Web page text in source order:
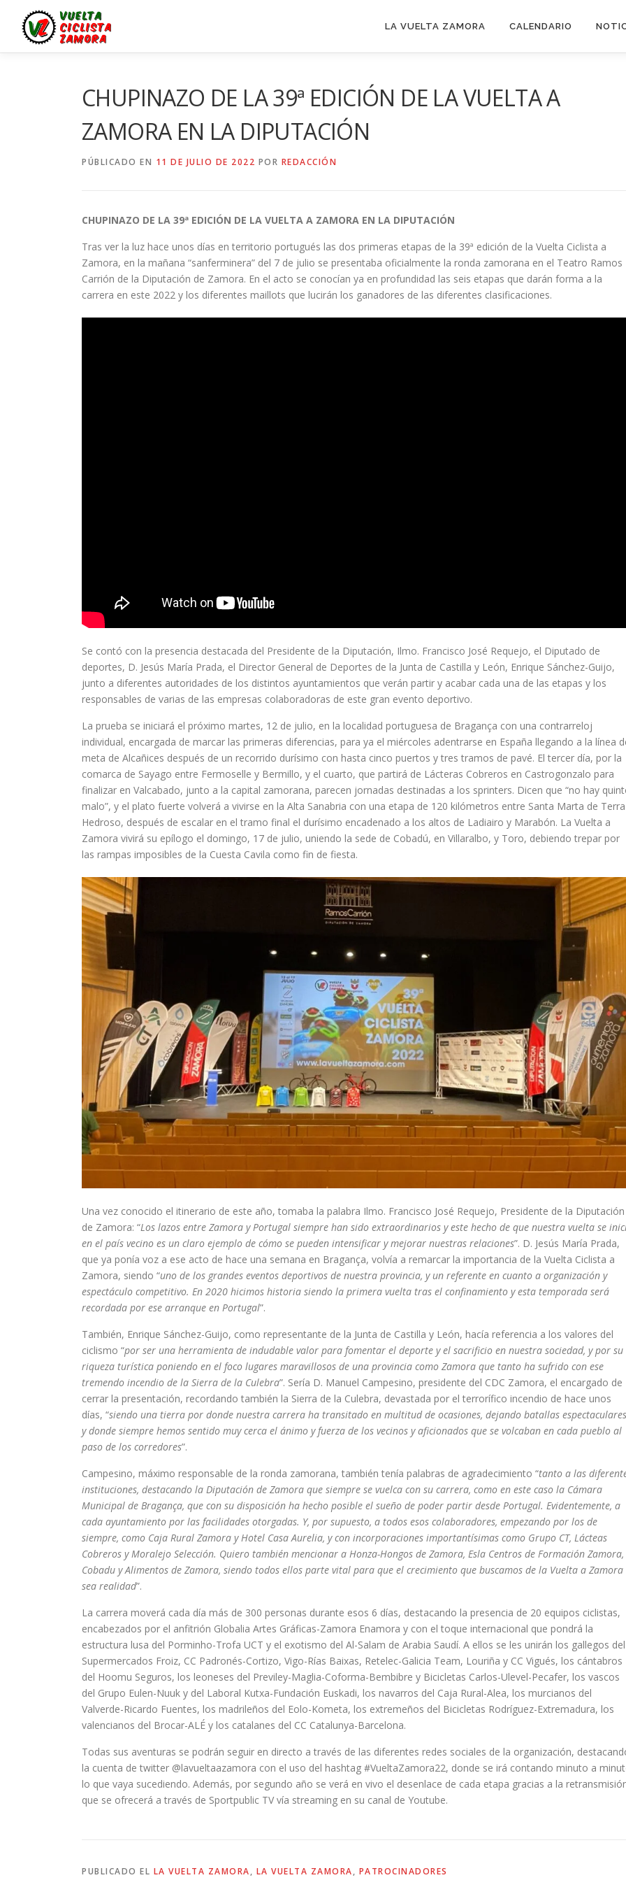
contenido
LA VUELTA ZAMORA CALENDARIO
CHUPINAZO DE LA 39ª EDICIÓN DE LA VUELTA A
ZAMORA EN LA DIPUTACIÓN
PÚBLICADO EN 11 DE JULIO DE 2022 POR REDACCIÓN
CHUPINAZO DE LA 39ª EDICIÓN DE LA VUELTA A ZAMORA EN LA DIPUTACIÓN
Tras ver la luz hace unos días en territorio portugués las dos primeras etapas de la 39ª edición de la Vuelta Ciclista a
Zamora, en la mañana “sanferminera” del 7 de julio se presentaba oficialmente la ronda zamorana en el Teatro Ramos
Carrión de la Diputación de Zamora. En el acto se conocían ya en profundidad las seis etapas que darán forma a la
carrera en este 2022 y los diferentes maillots que lucirán los ganadores de las diferentes clasificaciones.
Se contó con la presencia destacada del Presidente de la Diputación, Ilmo. Francisco José Requejo, el Diputado de
deportes, D. Jesús María Prada, el Director General de Deportes de la Junta de Castilla y León, Enrique Sánchez-Guijo,
junto a diferentes autoridades de los distintos ayuntamientos que verán partir y acabar cada una de las etapas y los
responsables de varias de las empresas colaboradoras de este gran evento deportivo.
La prueba se iniciará el próximo martes, 12 de julio, en la localidad portuguesa de Bragança con una contrarreloj
individual, encargada de marcar las primeras diferencias, para ya el miércoles adentrarse en España llegando a la línea
meta de Alcañices después de un recorrido durísimo con hasta cinco puertos y tres tramos de pavé. El tercer día, por la
comarca de Sayago entre Fermoselle y Bermillo, y el cuarto, que partirá de Lácteras Cobreros en Castrogonzalo para
finalizar en Valcabado, junto a la capital zamorana, parecen jornadas destinadas a los sprinters. Dicen que “no hay
malo”, y el plato fuerte volverá a vivirse en la Alta Sanabria con una etapa de 120 kilómetros entre Santa Marta de
Hedroso, después de escalar en el tramo final el durísimo encadenado a los altos de Ladiairo y Marabón. La Vuelta a
Zamora vivirá su epílogo el domingo, 17 de julio, uniendo la sede de Cobadú, en Villaralbo, y Toro, debiendo trepar por
las rampas imposibles de la Cuesta Cavila como fin de fiesta.
Una vez conocido el itinerario de este año, tomaba la palabra Ilmo. Francisco José Requejo, Presidente de la Diputación
de Zamora: “Los lazos entre Zamora y Portugal siempre han sido extraordinarios y este hecho de que nuestra vuelta se
en el país vecino es un claro ejemplo de cómo se pueden intensificar y mejorar nuestras relaciones”. D. Jesús María Prada,
que ya ponía voz a ese acto de hace una semana en Bragança, volvía a remarcar la importancia de la Vuelta Ciclista a
Zamora, siendo “uno de los grandes eventos deportivos de nuestra provincia, y un referente en cuanto a organización y
espectáculo competitivo. En 2020 hicimos historia siendo la primera vuelta tras el confinamiento y esta temporada será
recordada por ese arranque en Portugal”.
También, Enrique Sánchez-Guijo, como representante de la Junta de Castilla y León, hacía referencia a los valores del
ciclismo “por ser una herramienta de indudable valor para fomentar el deporte y el sacrificio en nuestra sociedad, y por su
riqueza turística poniendo en el foco lugares maravillosos de una provincia como Zamora que tanto ha sufrido con ese
tremendo incendio de la Sierra de la Culebra”. Sería D. Manuel Campesino, presidente del CDC Zamora, el encargado de
cerrar la presentación, recordando también la Sierra de la Culebra, devastada por el terrorífico incendio de hace unos
días, “siendo una tierra por donde nuestra carrera ha transitado en multitud de ocasiones, dejando batallas
y donde siempre hemos sentido muy cerca el ánimo y fuerza de los vecinos y aficionados que se volcaban en cada pueblo al
paso de los corredores”.
Campesino, máximo responsable de la ronda zamorana, también tenía palabras de agradecimiento “tanto a las
instituciones, destacando la Diputación de Zamora que siempre se vuelca con su carrera, como en este caso la Cámara
Municipal de Bragança, que con su disposición ha hecho posible el sueño de poder partir desde Portugal. Evidentemente, a
cada ayuntamiento por las facilidades otorgadas. Y, por supuesto, a todos esos colaboradores, empezando por los de
siempre, como Caja Rural Zamora y Hotel Casa Aurelia, y con incorporaciones importantísimas como Grupo CT, Lácteas
Cobreros y Moralejo Selección. Quiero también mencionar a Honza-Hongos de Zamora, Esla Centros de Formación Zamora,
Cobadu y Alimentos de Zamora, siendo todos ellos parte vital para que el crecimiento que buscamos de la Vuelta a Zamora
sea realidad”.
La carrera moverá cada día más de 300 personas durante esos 6 días, destacando la presencia de 20 equipos ciclistas,
encabezados por el anfitrión Globalia Artes Gráficas-Zamora Enamora y con el toque internacional que pondrá la
estructura lusa del Porminho-Trofa UCT y el exotismo del Al-Salam de Arabia Saudí. A ellos se les unirán los gallegos del
Supermercados Froiz, CC Padronés-Cortizo, Vigo-Rías Baixas, Retelec-Galicia Team, Louriña y CC Vigués, los cántabros
del Hoomu Seguros, los leoneses del Previley-Maglia-Coforma-Bembibre y Bicicletas Carlos-Ulevel-Pecafer, los vascos
del Grupo Eulen-Nuuk y del Laboral Kutxa-Fundación Euskadi, los navarros del Caja Rural-Alea, los murcianos del
Valverde-Ricardo Fuentes, los madrileños del Eolo-Kometa, los extremeños del Bicicletas Rodríguez-Extremadura, los
valencianos del Brocar-ALÉ y los catalanes del CC Catalunya-Barcelona.
Todas sus aventuras se podrán seguir en directo a través de las diferentes redes sociales de la organización,
la cuenta de twitter @lavueltaazamora con el uso del hashtag #VueltaZamora22, donde se irá contando minuto a
lo que vaya sucediendo. Además, por segundo año se verá en vivo el desenlace de cada etapa gracias a la
que se ofrecerá a través de Sportpublic TV vía streaming en su canal de Youtube.
PUBLICADO EL LA VUELTA ZAMORA, LA VUELTA ZAMORA, PATROCINADORES